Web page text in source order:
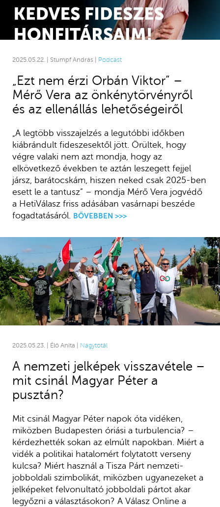
2025.05.23. | Élő Anita | Nagytotál
A nemzeti jelképek visszavétele –
mit csinál Magyar Péter a
pusztán?
Mit csinál Magyar Péter napok óta vidéken,
miközben Budapesten óriási a turbulencia? –
kérdezhették sokan az elmúlt napokban. Miért a
vidék a politikai hatalomért folytatott verseny
kulcsa? Miért használ a Tisza Párt nemzeti-
jobboldali szimbolikát, miközben ugyanezeket a
jelképeket felvonultató jobboldali pártot akar
legyőzni a választásokon? A Válasz Online a
2025.05.22. | Stumpf András | Podcast
„Ezt nem érzi Orbán Viktor” –
Mérő Vera az önkénytörvényről
és az ellenállás lehetőségeiről
„A legtöbb visszajelzés a legutóbbi időkben
kiábrándult fideszesektől jött. Örültek, hogy
végre valaki nem azt mondja, hogy az
elkövetkező években te aztán leszegett fejjel
jársz, barátocskám, hiszen neked csak 2025-ben
esett le a tantusz” – mondja Mérő Vera jogvédő
a HetiVálasz friss adásában vasárnapi beszéde
fogadtatásáról. BŐVEBBEN >>>